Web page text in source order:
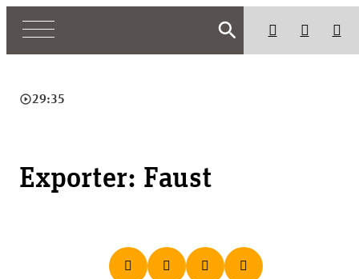
search
play_circle_outline29:35
Exporter: Faust